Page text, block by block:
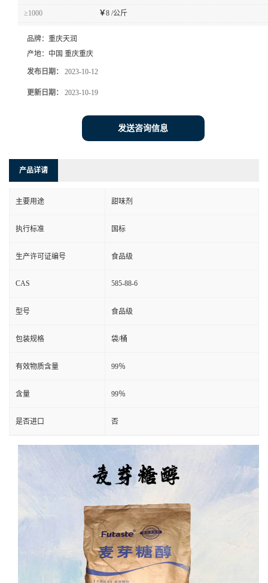
≥1000 ￥8 /公斤
品牌： 重庆天润
产地： 中国 重庆重庆
发布日期： 2023-10-12
更新日期： 2023-10-19
发送咨询信息
产品详请
主要用途 甜味剂
执行标准 国标
生产许可证编号 食品级
CAS 585-88-6
型号 食品级
包装规格 袋/桶
有效物质含量 99％
含量 99％
是否进口 否